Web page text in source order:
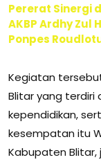
Pererat Sinergi
AKBP Ardhy Zul
Ponpes
Kegiatan
Blitar yang terdiri
kependidikan,
kesempatan itu
Kabupaten Blitar,